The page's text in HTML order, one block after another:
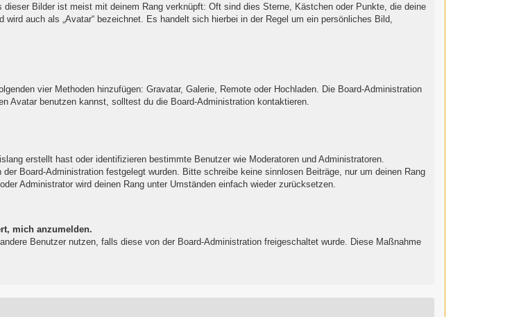
Bilder ist meist mit deinem Rang verknüpft: Oft sind dies Sterne, Kästchen oder Punkte, die deine
auch als „Avatar“ bezeichnet. Es handelt sich hierbei in der Regel um ein persönliches Bild,
vier Methoden hinzufügen: Gravatar, Galerie, Remote oder Hochladen. Die Board-Administration
Avatar benutzen kannst, solltest du die Board-Administration kontaktieren.
erstellt hast oder identifizieren bestimmte Benutzer wie Moderatoren und Administratoren.
Board-Administration festgelegt wurden. Bitte schreibe keine sinnlosen Beiträge, nur um deinen Rang
Administrator wird deinen Rang unter Umständen einfach wieder zurücksetzen.
mich anzumelden.
Benutzer nutzen, falls diese von der Board-Administration freigeschaltet wurde. Diese Maßnahme